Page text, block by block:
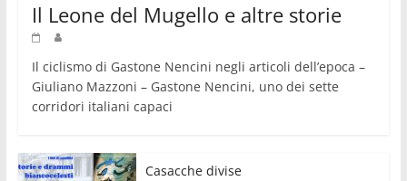
Il Leone del Mugello e altre storie
Il ciclismo di Gastone Nencini negli articoli dell’epoca –
Giuliano Mazzoni – Gastone Nencini, uno dei sette
corridori italiani capaci
Casacche divise